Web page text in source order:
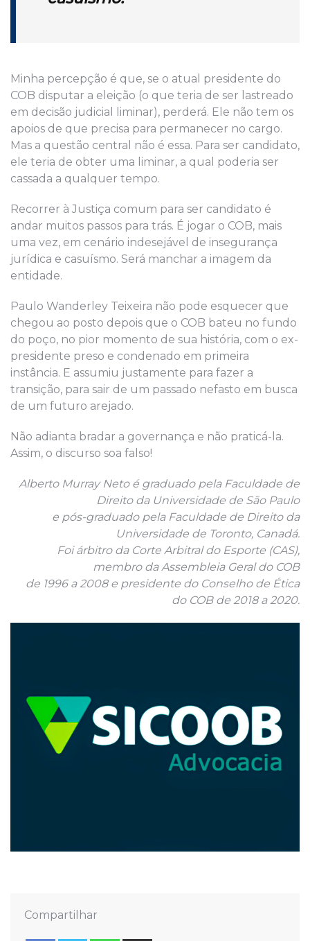
Minha percepção é que, se o atual presidente do
COB disputar a eleição (o que teria de ser lastreado
em decisão judicial liminar), perderá. Ele não tem os
apoios de que precisa para permanecer no cargo.
Mas a questão central não é essa. Para ser candidato,
ele teria de obter uma liminar, a qual poderia ser
cassada a qualquer tempo.
Recorrer à Justiça comum para ser candidato é
andar muitos passos para trás. É jogar o COB, mais
uma vez, em cenário indesejável de insegurança
jurídica e casuísmo. Será manchar a imagem da
entidade.
Paulo Wanderley Teixeira não pode esquecer que
chegou ao posto depois que o COB bateu no fundo
do poço, no pior momento de sua história, com o ex-
presidente preso e condenado em primeira
instância. E assumiu justamente para fazer a
transição, para sair de um passado nefasto em busca
de um futuro arejado.
Não adianta bradar a governança e não praticá-la.
Assim, o discurso soa falso!
Alberto Murray Neto é graduado pela Faculdade de
Direito da Universidade de São Paulo
e pós-graduado pela Faculdade de Direito da
Universidade de Toronto, Canadá.
Foi árbitro da Corte Arbitral do Esporte (CAS),
membro da Assembleia Geral do COB
de 1996 a 2008 e presidente do Conselho de Ética
do COB de 2018 a 2020.
Compartilhar